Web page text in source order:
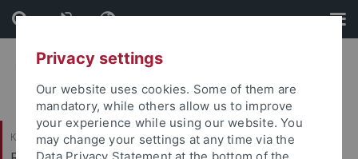
Skip
to
content
Skip
to
footer
Katholisch-Theologische Fakultät
Privacy settings
Our website uses cookies. Some of them are
mandatory, while others allow us to improve
your experience while using our website. You
may change your settings at any time via the